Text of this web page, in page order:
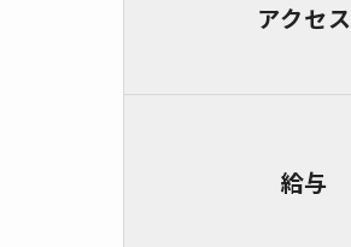
アクセス
給与